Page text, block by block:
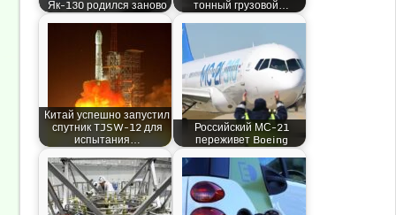
Як-130 родился заново тонный грузовой…
Китай успешно запустил
спутник TJSW-12 для
испытания…
Российский МС-21
переживет Boeing